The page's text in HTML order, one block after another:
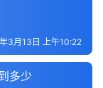
3月13日 上午10:22
多少